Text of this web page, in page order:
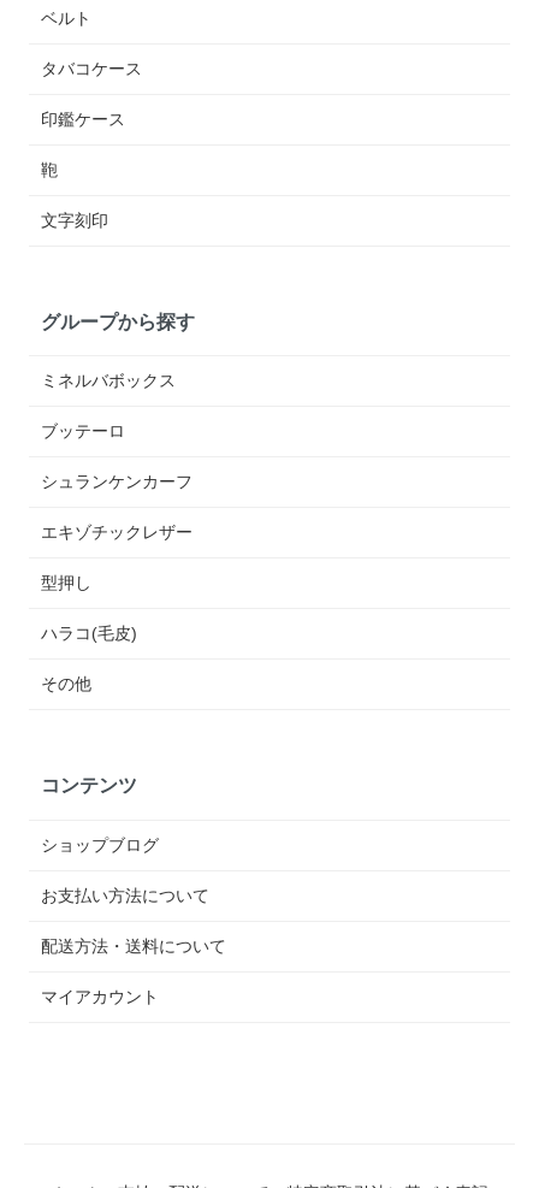
ベルト
タバコケース
印鑑ケース
鞄
文字刻印
グループから探す
ミネルバボックス
ブッテーロ
シュランケンカーフ
エキゾチックレザー
型押し
ハラコ(毛皮)
その他
コンテンツ
ショップブログ
お支払い方法について
配送方法・送料について
マイアカウント